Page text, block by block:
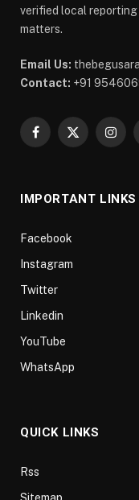
verified local
matters.
Email Us:
Contact: +91
Facebook
X
IMPORTANT LINKS
Facebook
Instagram
Twitter
Linkedin
YouTube
WhatsApp
QUICK LINKS
Rss